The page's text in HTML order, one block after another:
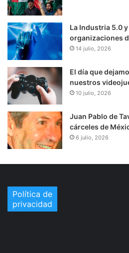
La Industria 5.0
organizaciones
14 julio, 2026
El día que
nuestros
10 julio, 2026
Juan Pablo de
cárceles de
6 julio, 2026
Política de
privacidad